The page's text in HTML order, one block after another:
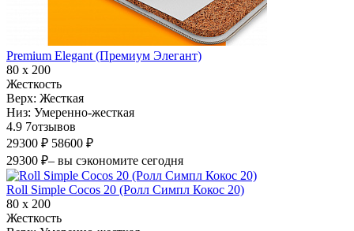
Premium Elegant (Премиум Элегант)
80 х 200
Жесткость
Верх: Жесткая
Низ: Умеренно-жесткая
4.9 7отзывов
29300 ₽ 58600 ₽
29300 ₽– вы сэкономите сегодня
Roll Simple Cocos 20 (Ролл Симпл Кокос 20)
80 х 200
Жесткость